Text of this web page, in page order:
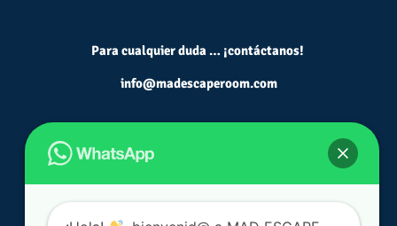
Para cualquier duda … ¡contáctanos!
info@madescaperoom.com